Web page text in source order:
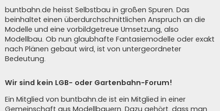
buntbahn.de heisst Selbstbau in großen Spuren. Das
beinhaltet einen überdurchschnittlichen Anspruch an die
Modelle und eine vorbildgetreue Umsetzung, also
Modellbau. Ob nun glaubhafte Fantasiemodelle oder exakt
nach Plänen gebaut wird, ist von untergeordneter
Bedeutung.
Wir sind kein LGB- oder Gartenbahn-Forum!
Ein Mitglied von buntbahn.de ist ein Mitglied in einer
Gemeinschaft aus Modellbauern. Dazu gehört, dass man